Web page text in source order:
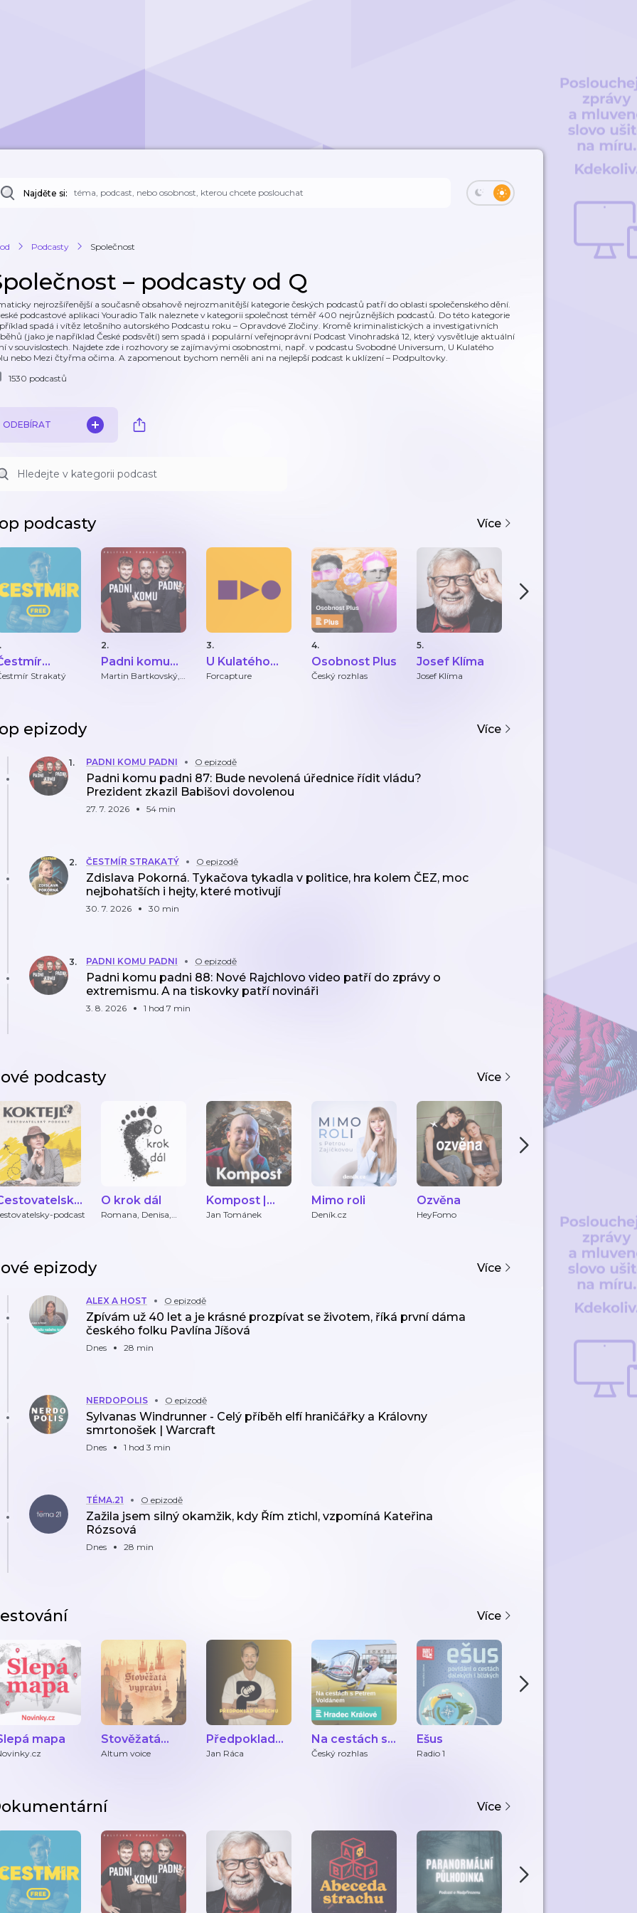
Najděte si:
Podcasty Společnost
– podcasty od Q
nejrozšířenější a současně obsahově nejrozmanitější kategorie českých podcastů patří do oblasti společenského dění.
podcastové aplikaci Youradio Talk naleznete v kategorii společnost téměř 400 nejrůznějších podcastů. Do této kategorie
spadá i vítěz letošního autorského Podcastu roku – Opravdové Zločiny. Kromě kriminalistických a investigativních
(jako je například České podsvětí) sem spadá i populární veřejnoprávní Podcast Vinohradská 12, který vysvětluje aktuální
v souvislostech. Najdete zde i rozhovory se zajímavými osobnostmi, např. v podcastu Svobodné Universum, U Kulatého
nebo Mezi čtyřma očima. A zapomenout bychom neměli ani na nejlepší podcast k uklízení – Podpultovky.
1530 podcastů
ODEBÍRAT
podcasty Více
Strakatý
2.
Padni komu
padni
Martin Bartkovský,
3.
U Kulatého
stolu
Forcapture
4.
Osobnost Plus
Český rozhlas
5.
Josef Klíma
Josef Klíma
epizody Více
1. PADNI KOMU PADNI O epizodě
Padni komu padni 87: Bude nevolená úřednice řídit vládu?
Prezident zkazil Babišovi dovolenou
27. 7. 2026 54 min
2. ČESTMÍR STRAKATÝ O epizodě
Zdislava Pokorná. Tykačova tykadla v politice, hra kolem ČEZ, moc
nejbohatších i hejty, které motivují
30. 7. 2026 30 min
3. PADNI KOMU PADNI O epizodě
Padni komu padni 88: Nové Rajchlovo video patří do zprávy o
extremismu. A na tiskovky patří novináři
3. 8. 2026 1 hod 7 min
podcasty Více
podcast
O krok dál
Romana, Denisa,
Kompost |
Podcast Jana
Jan Tománek
Mimo roli
Deník.cz
Ozvěna
HeyFomo
Michaela Klementová
a Lucie Kohoutková
epizody Více
ALEX A HOST O epizodě
Zpívám už 40 let a je krásné prozpívat se životem, říká první dáma
českého folku Pavlína Jíšová
Dnes 28 min
NERDOPOLIS O epizodě
Sylvanas Windrunner - Celý příběh elfí hraničářky a Královny
smrtonošek | Warcraft
Dnes 1 hod 3 min
TÉMA.21 O epizodě
Zažila jsem silný okamžik, kdy Řím ztichl, vzpomíná Kateřina
Rózsová
Dnes 28 min
Více
mapa
Stověžatá
vypráví
Altum voice
Předpoklad
úspěchu - život
Jan Ráca
Na cestách s
Petrem
Český rozhlas
Ešus
Radio 1
Více